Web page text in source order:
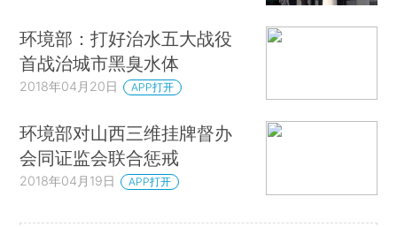
环境部：打好治水五大战役
首战治城市黑臭水体
2018年04月20日 APP打开
环境部对山西三维挂牌督办
会同证监会联合惩戒
2018年04月19日 APP打开